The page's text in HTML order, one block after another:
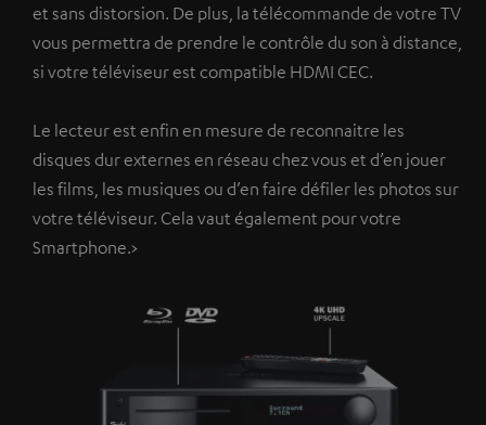
et sans distorsion. De plus, la télécommande de votre TV
vous permettra de prendre le contrôle du son à distance,
si votre téléviseur est compatible HDMI CEC.
Le lecteur est enfin en mesure de reconnaitre les
disques dur externes en réseau chez vous et d’en jouer
les films, les musiques ou d’en faire défiler les photos sur
votre téléviseur. Cela vaut également pour votre
Smartphone.>